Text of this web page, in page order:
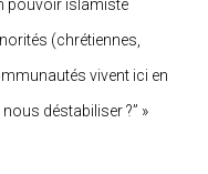
pouvoir islamiste
(chrétiennes,
vivent ici en
déstabiliser ?” »